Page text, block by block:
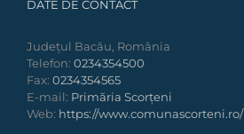
DATE DE CONTACT
Județul Bacău, România
Telefon: 0234354500
Fax: 0234354565
E-mail: Primăria Scorțeni
Web: https://www.comunascorteni.ro/